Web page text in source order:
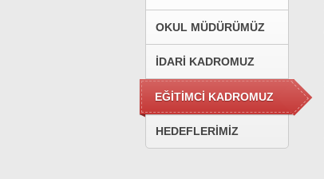
OKUL MÜDÜRÜMÜZ
İDARİ KADROMUZ
EĞİTİMCİ KADROMUZ
HEDEFLERİMİZ